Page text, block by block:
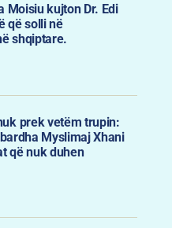
Moisiu kujton Dr. Edi
që solli në
shqiptare.
prek vetëm trupin:
Myslimaj Xhani
që nuk duhen